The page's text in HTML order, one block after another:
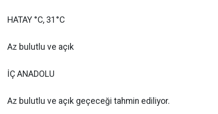
HATAY °C, 31°C
Az bulutlu ve açık
İÇ ANADOLU
Az bulutlu ve açık geçeceği tahmin ediliyor.